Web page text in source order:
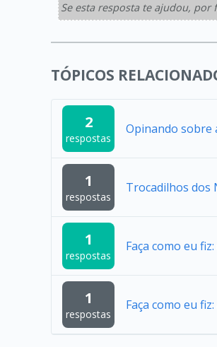
Se esta resposta te ajudou, por
TÓPICOS
2
respostas
Opinando sobre
1
respostas
Trocadilhos dos
1
respostas
Faça como eu
1
respostas
Faça como eu